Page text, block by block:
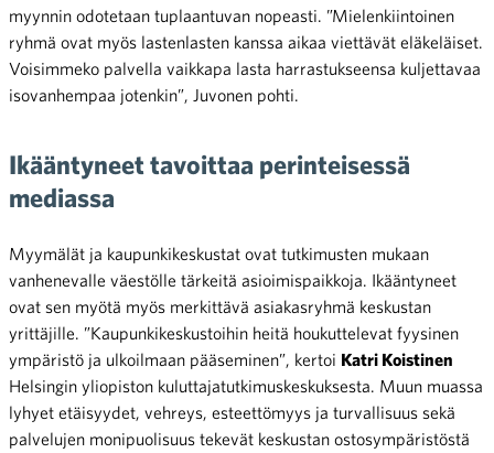
myynnin odotetaan tuplaantuvan nopeasti. ”Mielenkiintoinen
ryhmä ovat myös lastenlasten kanssa aikaa viettävät eläkeläiset.
Voisimmeko palvella vaikkapa lasta harrastukseensa kuljettavaa
isovanhempaa jotenkin”, Juvonen pohti.
Ikääntyneet tavoittaa perinteisessä
mediassa
Myymälät ja kaupunkikeskustat ovat tutkimusten mukaan
vanhenevalle väestölle tärkeitä asioimispaikkoja. Ikääntyneet
ovat sen myötä myös merkittävä asiakasryhmä keskustan
yrittäjille. ”Kaupunkikeskustoihin heitä houkuttelevat fyysinen
ympäristö ja ulkoilmaan pääseminen”, kertoi Katri Koistinen
Helsingin yliopiston kuluttajatutkimuskeskuksesta. Muun muassa
lyhyet etäisyydet, vehreys, esteettömyys ja turvallisuus sekä
palvelujen monipuolisuus tekevät keskustan ostosympäristöstä